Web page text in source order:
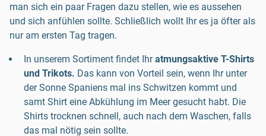
man sich ein paar Fragen dazu stellen, wie es aussehen
und sich anfühlen sollte. Schließlich wollt Ihr es ja öfter als
nur am ersten Tag tragen.
In unserem Sortiment findet Ihratmungsaktive T-Shirts
und Trikots. Das kann von Vorteil sein, wenn Ihr unter
der Sonne Spaniens mal ins Schwitzen kommt und
samt Shirt eine Abkühlung im Meer gesucht habt. Die
Shirts trocknen schnell, auch nach dem Waschen, falls
das mal nötig sein sollte.